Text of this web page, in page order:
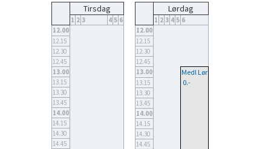
Tirsdag
1 2 3 4 5 6
12.00
12.15
12.30
12.45
13.00
13.15
13.30
13.45
14.00
14.15
14.30
14.45
Lørdag
1 2 3 4 5 6
12.00
12.15
12.30
12.45
13.00
Medl Lør
13.15 0.-
13.30
13.45
14.00
14.15
14.30
14.45